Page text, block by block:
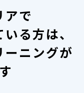
アで
る方は、
ーニングが